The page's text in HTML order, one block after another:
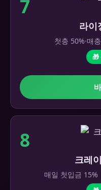
7
라이
첫충 50%·매
🎁
8
크레
매일 첫입금